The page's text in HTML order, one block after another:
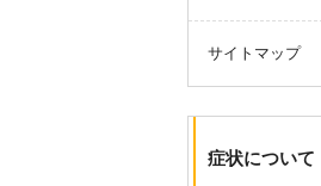
サイトマップ
症状について